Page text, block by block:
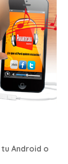
Android o